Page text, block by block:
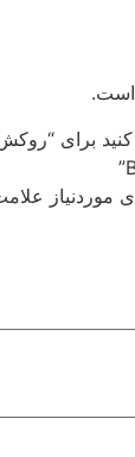
است.
برای
موردنیاز